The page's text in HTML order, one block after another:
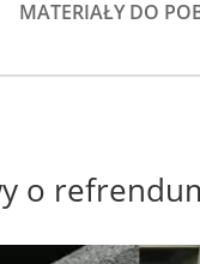
MATERIAŁY DO
o